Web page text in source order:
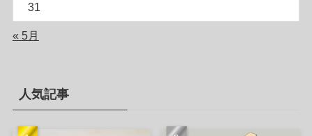
31
« 5月
人気記事